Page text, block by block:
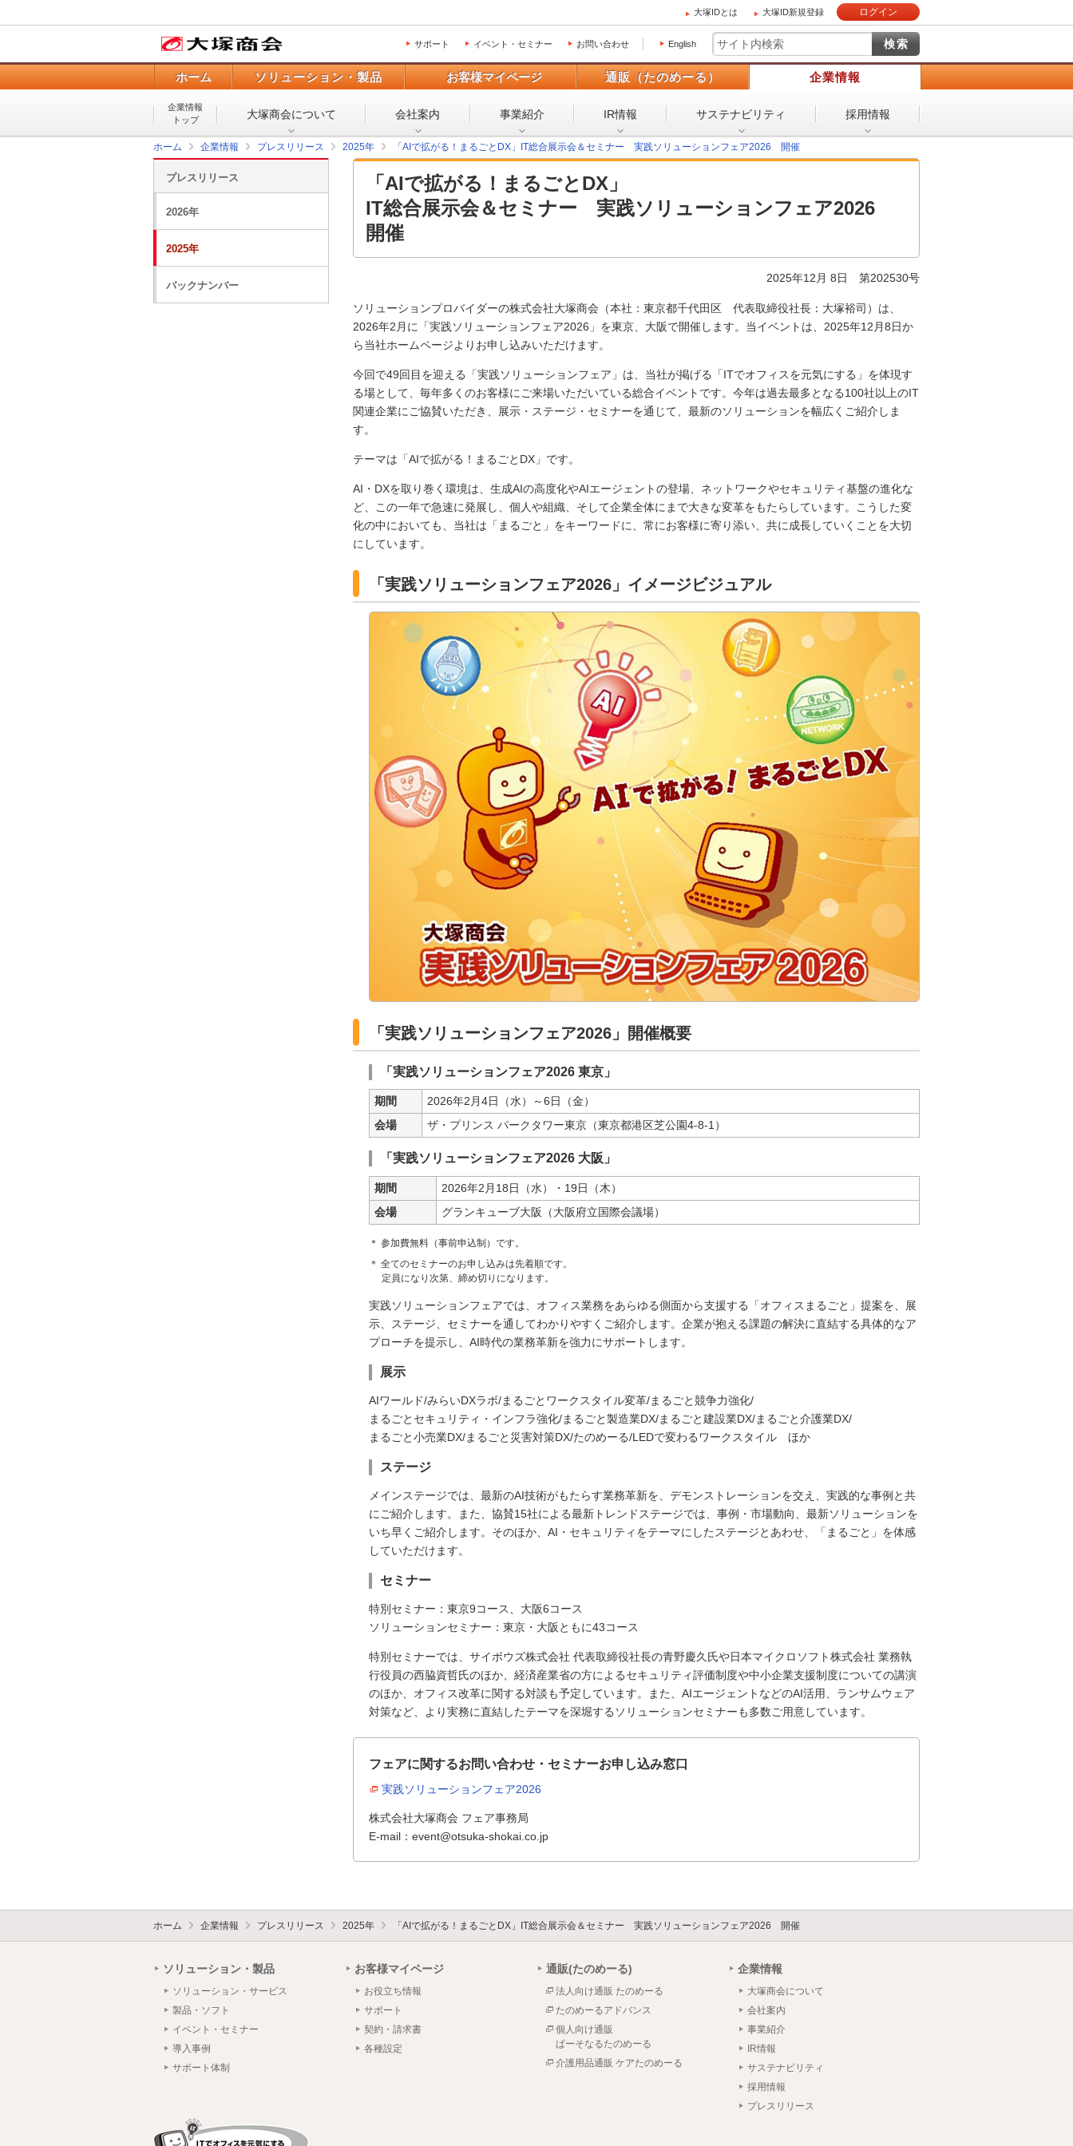
大塚IDとは 大塚ID新規登録 ログイン
サポート イベント・セミナー お問い合わせ English
ホーム ソリューション・製品 お客様マイページ 通販（たのめーる） 企業情報
企業情報
トップ
大塚商会について 会社案内 事業紹介 IR情報 サステナビリティ 採用情報
ホーム 企業情報 プレスリリース 2025年 「AIで拡がる！まるごとDX」IT総合展示会＆セミナー 実践ソリューションフェア2026 開催
「AIで拡がる！まるごとDX」
IT総合展示会＆セミナー 実践ソリューションフェア2026
開催
2025年12月 8日 第202530号
ソリューションプロバイダーの株式会社大塚商会（本社：東京都千代田区 代表取締役社長：大塚裕司）は、
2026年2月に「実践ソリューションフェア2026」を東京、大阪で開催します。当イベントは、2025年12月8日か
ら当社ホームページよりお申し込みいただけます。
今回で49回目を迎える「実践ソリューションフェア」は、当社が掲げる「ITでオフィスを元気にする」を体現す
る場として、毎年多くのお客様にご来場いただいている総合イベントです。今年は過去最多となる100社以上のIT
関連企業にご協賛いただき、展示・ステージ・セミナーを通じて、最新のソリューションを幅広くご紹介しま
す。
テーマは「AIで拡がる！まるごとDX」です。
AI・DXを取り巻く環境は、生成AIの高度化やAIエージェントの登場、ネットワークやセキュリティ基盤の進化な
ど、この一年で急速に発展し、個人や組織、そして企業全体にまで大きな変革をもたらしています。こうした変
化の中においても、当社は「まるごと」をキーワードに、常にお客様に寄り添い、共に成長していくことを大切
にしています。
「実践ソリューションフェア2026」イメージビジュアル
「実践ソリューションフェア2026」開催概要
「実践ソリューションフェア2026 東京」
期間
2026年2月4日（水）～6日（金）
会場
ザ・プリンス パークタワー東京（東京都港区芝公園4-8-1）
「実践ソリューションフェア2026 大阪」
期間
2026年2月18日（水）・19日（木）
会場
グランキューブ大阪（大阪府立国際会議場）
＊ 参加費無料（事前申込制）です。
＊ 全てのセミナーのお申し込みは先着順です。
定員になり次第、締め切りになります。
実践ソリューションフェアでは、オフィス業務をあらゆる側面から支援する「オフィスまるごと」提案を、展
示、ステージ、セミナーを通してわかりやすくご紹介します。企業が抱える課題の解決に直結する具体的なア
プローチを提示し、AI時代の業務革新を強力にサポートします。
展示
AIワールド/みらいDXラボ/まるごとワークスタイル変革/まるごと競争力強化/
まるごとセキュリティ・インフラ強化/まるごと製造業DX/まるごと建設業DX/まるごと介護業DX/
まるごと小売業DX/まるごと災害対策DX/たのめーる/LEDで変わるワークスタイル ほか
ステージ
メインステージでは、最新のAI技術がもたらす業務革新を、デモンストレーションを交え、実践的な事例と共
にご紹介します。また、協賛15社による最新トレンドステージでは、事例・市場動向、最新ソリューションを
いち早くご紹介します。そのほか、AI・セキュリティをテーマにしたステージとあわせ、「まるごと」を体感
していただけます。
セミナー
特別セミナー：東京9コース、大阪6コース
ソリューションセミナー：東京・大阪ともに43コース
特別セミナーでは、サイボウズ株式会社 代表取締役社長の青野慶久氏や日本マイクロソフト株式会社 業務執
行役員の西脇資哲氏のほか、経済産業省の方によるセキュリティ評価制度や中小企業支援制度についての講演
のほか、オフィス改革に関する対談も予定しています。また、AIエージェントなどのAI活用、ランサムウェア
対策など、より実務に直結したテーマを深堀するソリューションセミナーも多数ご用意しています。
フェアに関するお問い合わせ・セミナーお申し込み窓口
実践ソリューションフェア2026
株式会社大塚商会 フェア事務局
E-mail：event@otsuka-shokai.co.jp
プレスリリース
2026年
2025年
バックナンバー
ホーム 企業情報 プレスリリース 2025年 「AIで拡がる！まるごとDX」IT総合展示会＆セミナー 実践ソリューションフェア2026 開催
ソリューション・製品
ソリューション・サービス
製品・ソフト
イベント・セミナー
導入事例
サポート体制
お客様マイページ
お役立ち情報
サポート
契約・請求書
各種設定
通販(たのめーる)
法人向け通販 たのめーる
たのめーるアドバンス
個人向け通販
ぱーそなるたのめーる
介護用品通販 ケアたのめーる
企業情報
大塚商会について
会社案内
事業紹介
IR情報
サステナビリティ
採用情報
プレスリリース